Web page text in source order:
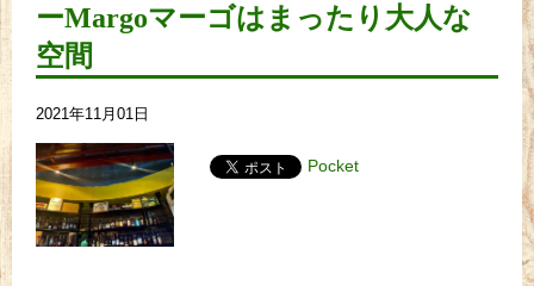
ーMargoマーゴはまったり大人な
空間
2021年11月01日
Pocket